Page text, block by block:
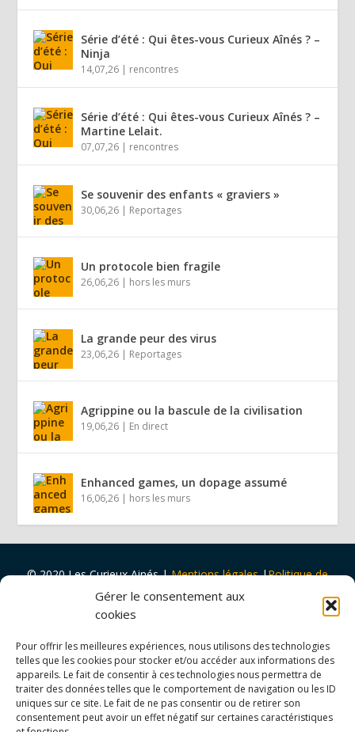
Gérer le consentement aux
cookies
Pour offrir les meilleures expériences, nous utilisons des technologies
telles que les cookies pour stocker et/ou accéder aux informations des
appareils. Le fait de consentir à ces technologies nous permettra de
traiter des données telles que le comportement de navigation ou les ID
uniques sur ce site. Le fait de ne pas consentir ou de retirer son
consentement peut avoir un effet négatif sur certaines caractéristiques
Série d’été : Qui êtes-vous Curieux Aînés ? –
Ninja
14,07,26 | rencontres
Série d’été : Qui êtes-vous Curieux Aînés ? –
Martine Lelait.
07,07,26 | rencontres
Se souvenir des enfants « graviers »
30,06,26 | Reportages
Un protocole bien fragile
26,06,26 | hors les murs
La grande peur des virus
23,06,26 | Reportages
Agrippine ou la bascule de la civilisation
19,06,26 | En direct
Enhanced games, un dopage assumé
16,06,26 | hors les murs
© 2020 Les Curieux Ainés |Mentions légales |Politique de
cookies |Design parTapa Idée
Projet porté par Vers Volant
Ville de Rouen